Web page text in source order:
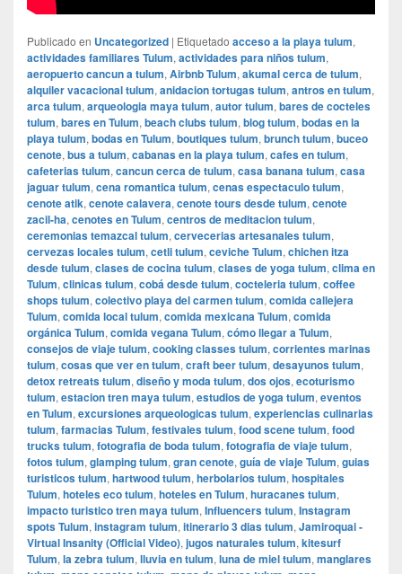
Publicado en Uncategorized | Etiquetado acceso a la playa tulum,
actividades familiares Tulum, actividades para niños tulum,
aeropuerto cancun a tulum, Airbnb Tulum, akumal cerca de tulum,
alquiler vacacional tulum, anidacion tortugas tulum, antros en tulum,
arca tulum, arqueologia maya tulum, autor tulum, bares de cocteles
tulum, bares en Tulum, beach clubs tulum, blog tulum, bodas en la
playa tulum, bodas en Tulum, boutiques tulum, brunch tulum, buceo
cenote, bus a tulum, cabanas en la playa tulum, cafes en tulum,
cafeterias tulum, cancun cerca de tulum, casa banana tulum, casa
jaguar tulum, cena romantica tulum, cenas espectaculo tulum,
cenote atik, cenote calavera, cenote tours desde tulum, cenote
zacil-ha, cenotes en Tulum, centros de meditacion tulum,
ceremonias temazcal tulum, cervecerias artesanales tulum,
cervezas locales tulum, cetli tulum, ceviche Tulum, chichen itza
desde tulum, clases de cocina tulum, clases de yoga tulum, clima en
Tulum, clinicas tulum, cobá desde tulum, cocteleria tulum, coffee
shops tulum, colectivo playa del carmen tulum, comida callejera
Tulum, comida local tulum, comida mexicana Tulum, comida
orgánica Tulum, comida vegana Tulum, cómo llegar a Tulum,
consejos de viaje tulum, cooking classes tulum, corrientes marinas
tulum, cosas que ver en tulum, craft beer tulum, desayunos tulum,
detox retreats tulum, diseño y moda tulum, dos ojos, ecoturismo
tulum, estacion tren maya tulum, estudios de yoga tulum, eventos
en Tulum, excursiones arqueologicas tulum, experiencias culinarias
tulum, farmacias Tulum, festivales tulum, food scene tulum, food
trucks tulum, fotografia de boda tulum, fotografia de viaje tulum,
fotos tulum, glamping tulum, gran cenote, guía de viaje Tulum, guias
turisticos tulum, hartwood tulum, herbolarios tulum, hospitales
Tulum, hoteles eco tulum, hoteles en Tulum, huracanes tulum,
impacto turistico tren maya tulum, Influencers tulum, Instagram
spots Tulum, instagram tulum, itinerario 3 dias tulum, Jamiroquai -
Virtual Insanity (Official Video), jugos naturales tulum, kitesurf
Tulum, la zebra tulum, lluvia en tulum, luna de miel tulum, manglares